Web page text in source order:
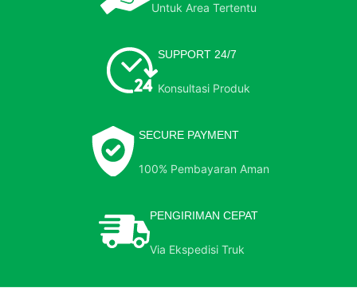
Untuk Area Tertentu
SUPPORT 24/7
Konsultasi Produk
SECURE PAYMENT
100% Pembayaran Aman
PENGIRIMAN CEPAT
Via Ekspedisi Truk